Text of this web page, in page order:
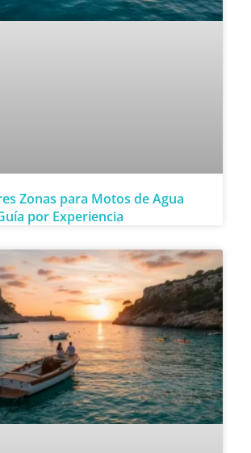
Zonas para Motos de Agua
por Experiencia